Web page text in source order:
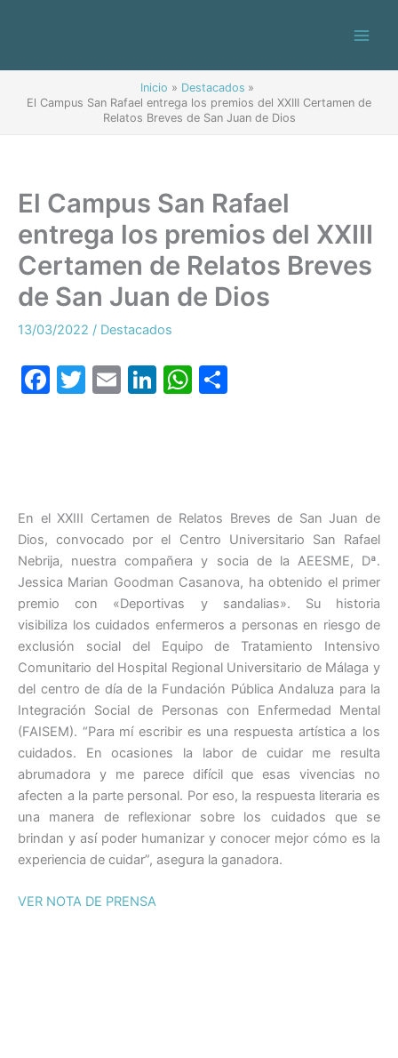
Inicio
Destacados
El Campus San Rafael entrega los premios del XXIII Certamen de
Relatos Breves de San Juan de Dios
El Campus San Rafael
entrega los premios del XXIII
Certamen de Relatos Breves
de San Juan de Dios
13/03/2022 / Destacados
F
o
o
k
T
E
Li
n
W
p
p
tir
En el XXIII Certamen de Relatos Breves de San Juan de
Dios, convocado por el Centro Universitario San Rafael
Nebrija, nuestra compañera y socia de la AEESME, Dª.
Jessica Marian Goodman Casanova, ha obtenido el primer
premio con «Deportivas y sandalias». Su historia
visibiliza los cuidados enfermeros a personas en riesgo de
exclusión social del Equipo de Tratamiento Intensivo
Comunitario del Hospital Regional Universitario de Málaga y
del centro de día de la Fundación Pública Andaluza para la
Integración Social de Personas con Enfermedad Mental
(FAISEM). “Para mí escribir es una respuesta artística a los
cuidados. En ocasiones la labor de cuidar me resulta
abrumadora y me parece difícil que esas vivencias no
afecten a la parte personal. Por eso, la respuesta literaria es
una manera de reflexionar sobre los cuidados que se
brindan y así poder humanizar y conocer mejor cómo es la
experiencia de cuidar”, asegura la ganadora.
VER NOTA DE PRENSA